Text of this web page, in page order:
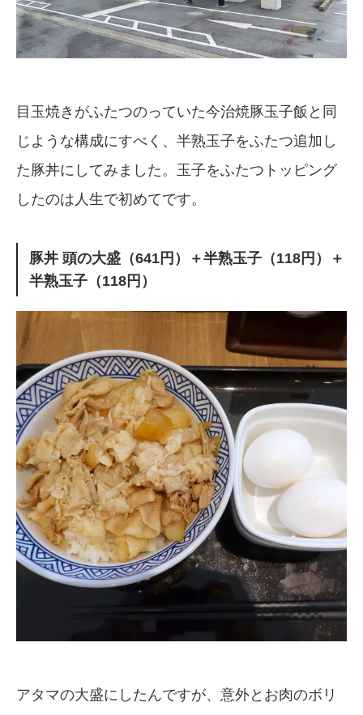
目玉焼きがふたつのっていた今治焼豚玉子飯と同
じような構成にすべく、半熟玉子をふたつ追加し
た豚丼にしてみました。玉子をふたつトッピング
したのは人生で初めてです。
豚丼 頭の大盛（641円）＋半熟玉子（118円）＋
半熟玉子（118円）
アタマの大盛にしたんですが、意外とお肉のボリ